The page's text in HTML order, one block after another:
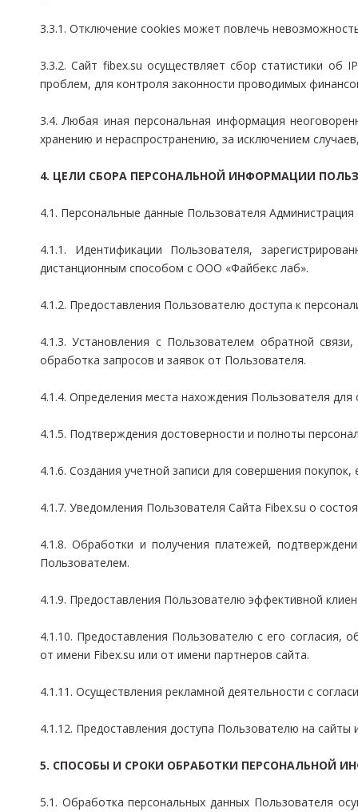
3.3.1. Отключение cookies может повлечь
3.3.2. Сайт fibex.su осуществляет сбор статистики об
проблем, для контроля законности проводимых
3.4. Любая иная персональная информация
хранению и нераспространению, за исключением
4. ЦЕЛИ СБОРА ПЕРСОНАЛЬНОЙ ИНФОРМАЦИИ
4.1. Персональные данные Пользователя
4.1.1. Идентификации Пользователя,
дистанционным способом с ООО «Файбекс лаб».
4.1.2. Предоставления Пользователю доступа к
4.1.3. Установления с Пользователем обратной
обработка запросов и заявок от Пользователя.
4.1.4. Определения места нахождения Пользователя
4.1.5. Подтверждения достоверности и полноты
4.1.6. Создания учетной записи для совершения
4.1.7. Уведомления Пользователя Сайта Fibex.su о
4.1.8. Обработки и получения платежей,
Пользователем.
4.1.9. Предоставления Пользователю эффективной
4.1.10. Предоставления Пользователю с его согласия,
от имени Fibex.su или от имени партнеров сайта.
4.1.11. Осуществления рекламной деятельности с
4.1.12. Предоставления доступа Пользователю на
5. СПОСОБЫ И СРОКИ ОБРАБОТКИ ПЕРСОНАЛЬНОЙ
5.1. Обработка персональных данных Пользователя